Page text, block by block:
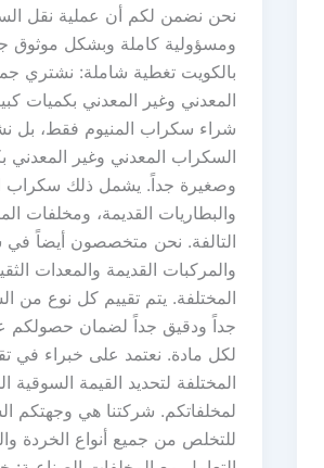
نحن نضمن لكم أن عملية نقل
ومسؤولية كاملة وبشكل موثوق
بالكويت تغطية شاملة: نشتري
المعدني وغير المعدني بكميات
شراء سكراب المنيوم فقط، بل
السكراب المعدني وغير المعدني
وصغيرة جداً. يشمل ذلك سكراب
والبطاريات القديمة، ومخلفات
التالفة. نحن متخصصون أيضاً
والمركبات القديمة والمعدات
المختلفة. يتم تقييم كل نوع
جداً ودقيق جداً لضمان
لكل مادة. نعتمد على خبراء في
المختلفة لتحديد القيمة السوقية
لمخلفاتكم. شركتنا هي وجهتكم
للتخلص من جميع أنواع الخردة